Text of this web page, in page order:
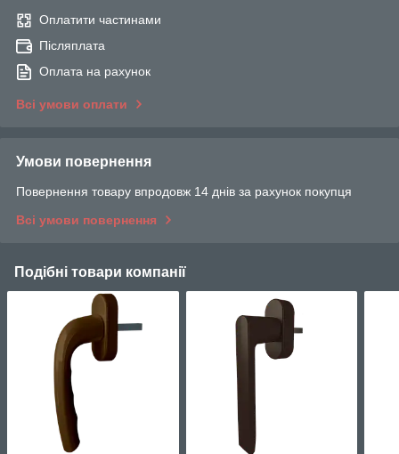
Оплатити частинами
Післяплата
Оплата на рахунок
Всі умови оплати
Умови повернення
Повернення товару впродовж 14 днів за рахунок покупця
Всі умови повернення
Подібні товари компанії